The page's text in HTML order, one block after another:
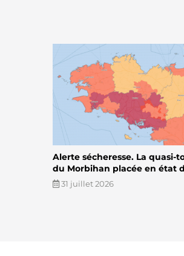
Alerte sécheresse. La quasi-
du Morbihan placée en état
31 juillet 2026